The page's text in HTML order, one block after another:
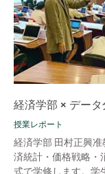
経済学部 × データ
授業レポート
経済学部 田村正興
済統計・価格戦略・
式で学修します。学